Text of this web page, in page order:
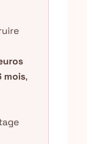
mois,